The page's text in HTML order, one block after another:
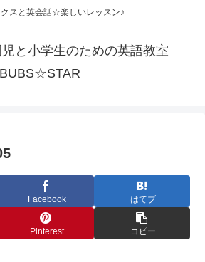
スと英会話☆楽しいレッスン♪
と小学生のための英語教室
BUBS☆STAR
Facebook はてブ
Pinterest コピー